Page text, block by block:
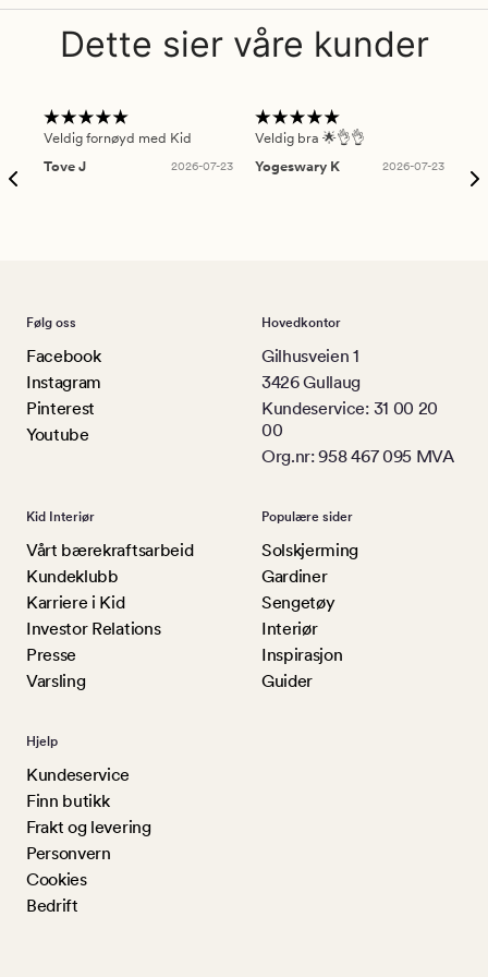
Dette sier våre kunder
Veldig fornøyd med Kid
Tove J
2026-07-23
Veldig bra 🌟👌👌
Yogeswary K
2026-07-23
Følg oss
Facebook
Instagram
Pinterest
Youtube
Hovedkontor
Gilhusveien 1
3426 Gullaug
Kundeservice: 31 00 20
00
Org.nr: 958 467 095 MVA
Kid Interiør
Vårt bærekraftsarbeid
Kundeklubb
Karriere i Kid
Investor Relations
Presse
Varsling
Populære sider
Solskjerming
Gardiner
Sengetøy
Interiør
Inspirasjon
Guider
Hjelp
Kundeservice
Finn butikk
Frakt og levering
Personvern
Cookies
Bedrift